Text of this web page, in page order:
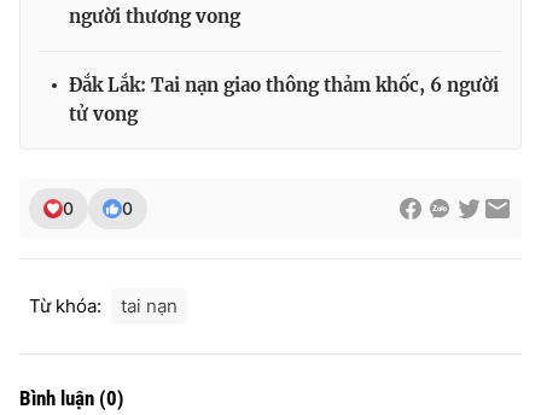
VTV Sức khoẻ
Thị trường 24h Tấm lòng Việt
Liên hệ tòa soạn
người thương vong
Đắk Lắk: Tai nạn giao thông thảm khốc, 6 người
tử vong
0 0
Từ khóa: tai nạn
Bình luận (0)